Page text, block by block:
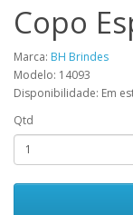
Copo
Marca: BH Brindes
Modelo: 14093
Disponibilidade: Em
Qtd